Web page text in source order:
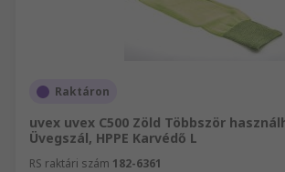
Raktáron
uvex uvex C500 Zöld Többször
Üvegszál, HPPE Karvédő L
RS raktári szám 182-6361